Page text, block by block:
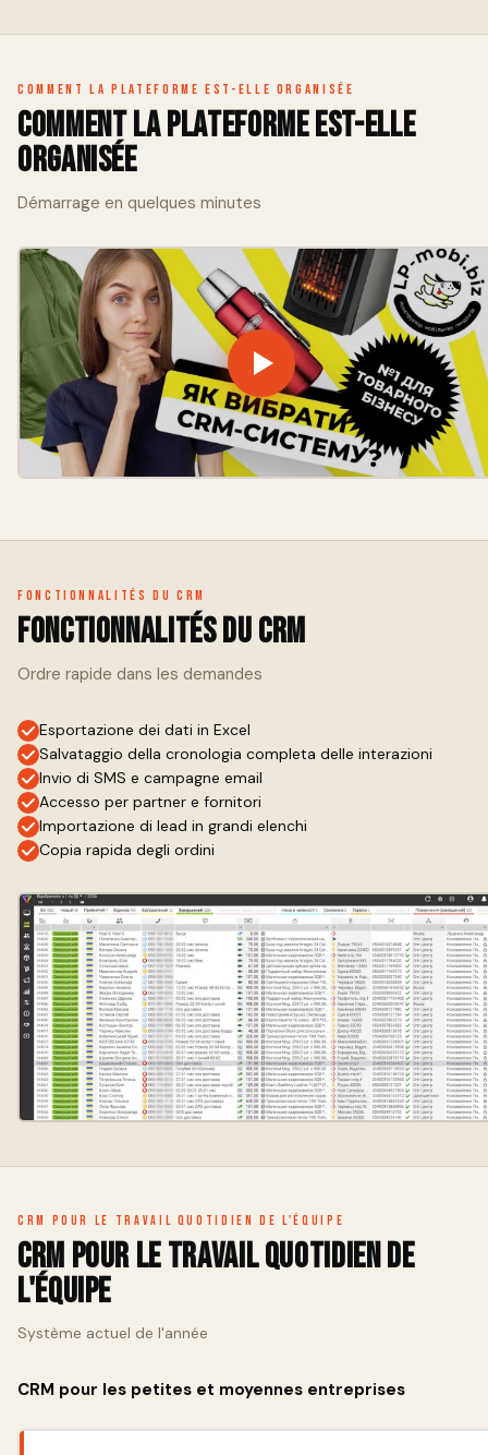
Comment la plateforme est-elle organisée
Comment la plateforme est-elle
organisée
Démarrage en quelques minutes
Fonctionnalités du CRM
Fonctionnalités du CRM
Ordre rapide dans les demandes
Esportazione dei dati in Excel
Salvataggio della cronologia completa delle interazioni
Invio di SMS e campagne email
Accesso per partner e fornitori
Importazione di lead in grandi elenchi
Copia rapida degli ordini
CRM pour le travail quotidien de l'équipe
CRM pour le travail quotidien de
l'équipe
Système actuel de l'année
CRM pour les petites et moyennes entreprises